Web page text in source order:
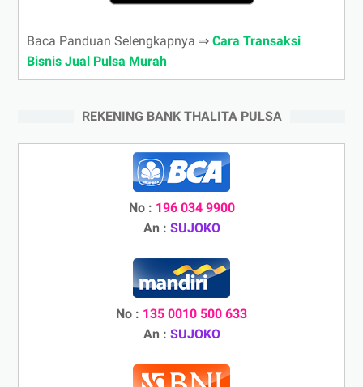
Baca Panduan Selengkapnya ⇒ Cara Transaksi
Bisnis Jual Pulsa Murah
REKENING BANK THALITA PULSA
No : 196 034 9900
An : SUJOKO
No : 135 0010 500 633
An : SUJOKO